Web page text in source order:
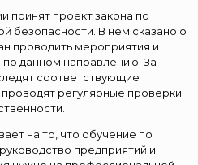
принят проект закона по
безопасности. В нем сказано о
проводить мероприятия и
данном направлению. За
соответствующие
регулярные проверки
на то, что обучение по
предприятий и